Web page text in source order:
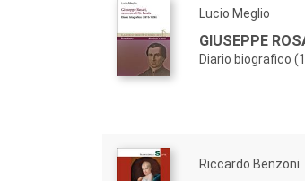
Lucio Meglio
GIUSEPPE
Diario biografico
Riccardo Benzoni